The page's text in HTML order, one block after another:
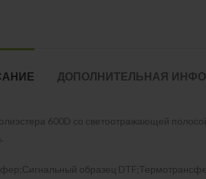
ДОПОЛНИТЕЛЬНАЯ
600D со светоотражающей
образец